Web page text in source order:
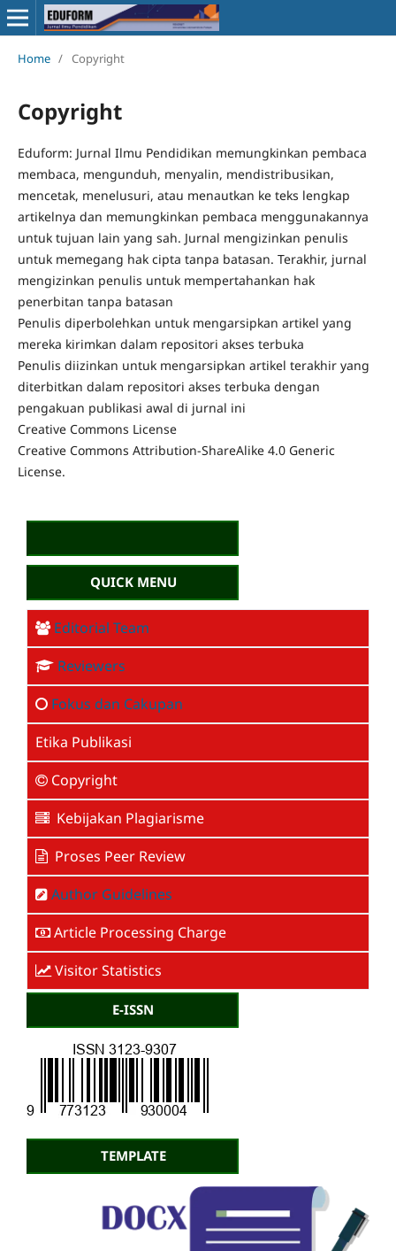
Home / Copyright
Copyright
Eduform: Jurnal Ilmu Pendidikan memungkinkan pembaca
membaca, mengunduh, menyalin, mendistribusikan,
mencetak, menelusuri, atau menautkan ke teks lengkap
artikelnya dan memungkinkan pembaca menggunakannya
untuk tujuan lain yang sah. Jurnal mengizinkan penulis
untuk memegang hak cipta tanpa batasan. Terakhir, jurnal
mengizinkan penulis untuk mempertahankan hak
penerbitan tanpa batasan
Penulis diperbolehkan untuk mengarsipkan artikel yang
mereka kirimkan dalam repositori akses terbuka
Penulis diizinkan untuk mengarsipkan artikel terakhir yang
diterbitkan dalam repositori akses terbuka dengan
pengakuan publikasi awal di jurnal ini
Creative Commons License
Creative Commons Attribution-ShareAlike 4.0 Generic
License.
QUICK MENU
Editorial Team
Reviewers
Fokus dan Cakupan
Etika Publikasi
Copyright
Kebijakan Plagiarisme
Proses Peer Review
Author Guidelines
Article Processing Charge
Visitor Statistics
E-ISSN
TEMPLATE